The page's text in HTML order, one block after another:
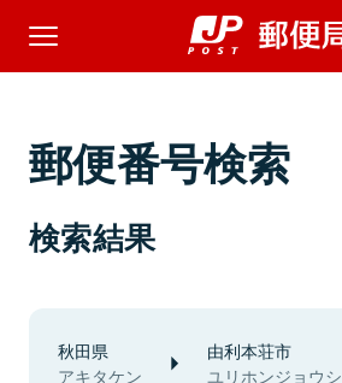
郵便番号検索
検索結果
秋田県
アキタケン
由利本荘市
ユリホンジョウシ